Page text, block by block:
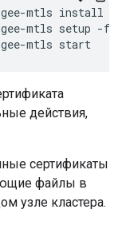
mtls setup -
mtls start
действия,
сертификаты
файлы в
узле кластера.